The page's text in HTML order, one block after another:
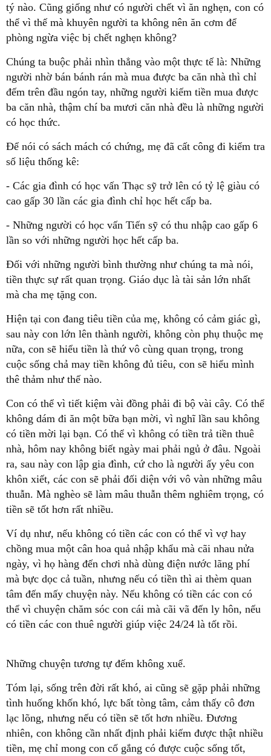
tý nào. Cũng giống như có người chết vì ăn nghẹn, con có
thể vì thế mà khuyên người ta không nên ăn cơm để
phòng ngừa việc bị chết nghẹn không?
Chúng ta buộc phải nhìn thẳng vào một thực tế là: Những
người nhờ bán bánh rán mà mua được ba căn nhà thì chỉ
đếm trên đầu ngón tay, những người kiếm tiền mua được
ba căn nhà, thậm chí ba mươi căn nhà đều là những người
có học thức.
Để nói có sách mách có chứng, mẹ đã cất công đi kiểm tra
số liệu thống kê:
- Các gia đình có học vấn Thạc sỹ trở lên có tỷ lệ giàu có
cao gấp 30 lần các gia đình chỉ học hết cấp ba.
- Những người có học vấn Tiến sỹ có thu nhập cao gấp 6
lần so với những người học hết cấp ba.
Đối với những người bình thường như chúng ta mà nói,
tiền thực sự rất quan trọng. Giáo dục là tài sản lớn nhất
mà cha mẹ tặng con.
Hiện tại con đang tiêu tiền của mẹ, không có cảm giác gì,
sau này con lớn lên thành người, không còn phụ thuộc mẹ
nữa, con sẽ hiểu tiền là thứ vô cùng quan trọng, trong
cuộc sống chả may tiền không đủ tiêu, con sẽ hiểu mình
thê thảm như thế nào.
Con có thể vì tiết kiệm vài đồng phải đi bộ vài cây. Có thể
không dám đi ăn một bữa bạn mời, vì nghĩ lần sau không
có tiền mời lại bạn. Có thể vì không có tiền trả tiền thuê
nhà, hôm nay không biết ngày mai phải ngủ ở đâu. Ngoài
ra, sau này con lập gia đình, cứ cho là người ấy yêu con
khôn xiết, các con sẽ phải đối diện với vô vàn những mâu
thuẫn. Mà nghèo sẽ làm mâu thuẫn thêm nghiêm trọng, có
tiền sẽ tốt hơn rất nhiều.
Ví dụ như, nếu không có tiền các con có thể vì vợ hay
chồng mua một cân hoa quả nhập khẩu mà cãi nhau nửa
ngày, vì họ hàng đến chơi nhà dùng điện nước lãng phí
mà bực dọc cả tuần, nhưng nếu có tiền thì ai thèm quan
tâm đến mấy chuyện này. Nếu không có tiền các con có
thể vì chuyện chăm sóc con cái mà cãi vã đến ly hôn, nếu
có tiền các con thuê người giúp việc 24/24 là tốt rồi.
Những chuyện tương tự đếm không xuể.
Tóm lại, sống trên đời rất khó, ai cũng sẽ gặp phải những
tình huống khốn khó, lực bất tòng tâm, cảm thấy cô đơn
lạc lõng, nhưng nếu có tiền sẽ tốt hơn nhiều. Đương
nhiên, con không cần nhất định phải kiếm được thật nhiều
tiền, mẹ chỉ mong con cố gắng có được cuộc sống tốt,